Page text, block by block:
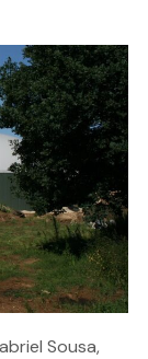
Sousa,